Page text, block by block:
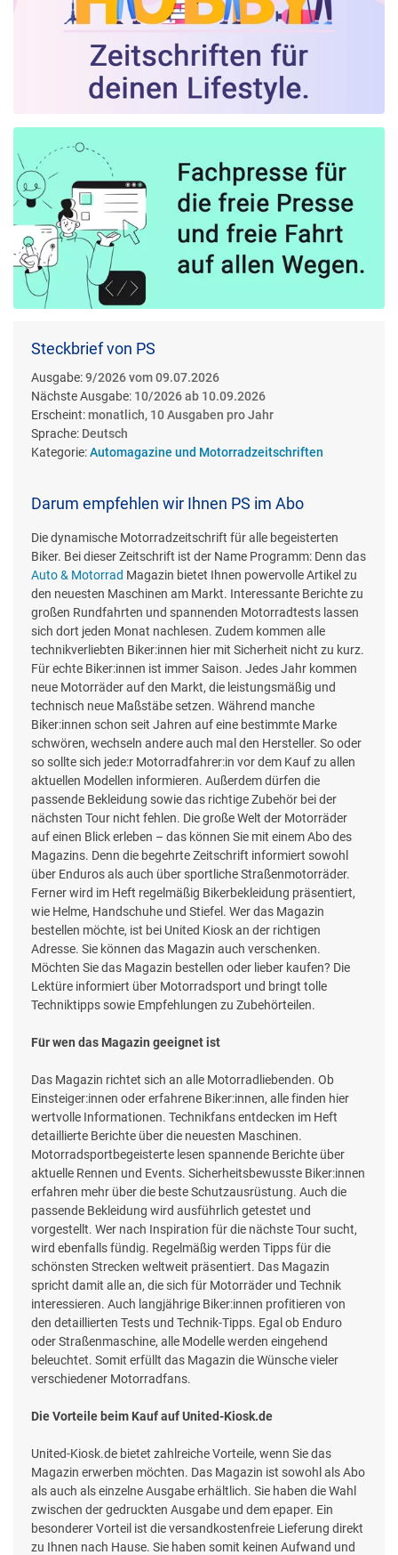
Steckbrief von PS
Ausgabe:9/2026 vom 09.07.2026
Nächste Ausgabe: 10/2026 ab 10.09.2026
Erscheint: monatlich, 10 Ausgaben pro Jahr
Sprache: Deutsch
Kategorie:Automagazine und Motorradzeitschriften
Darum empfehlen wir Ihnen PS im Abo
Die dynamische Motorradzeitschrift für alle begeisterten
Biker. Bei dieser Zeitschrift ist der Name Programm: Denn das
Auto & Motorrad Magazin bietet Ihnen powervolle Artikel zu
den neuesten Maschinen am Markt. Interessante Berichte zu
großen Rundfahrten und spannenden Motorradtests lassen
sich dort jeden Monat nachlesen. Zudem kommen alle
technikverliebten Biker:innen hier mit Sicherheit nicht zu kurz.
Für echte Biker:innen ist immer Saison. Jedes Jahr kommen
neue Motorräder auf den Markt, die leistungsmäßig und
technisch neue Maßstäbe setzen. Während manche
Biker:innen schon seit Jahren auf eine bestimmte Marke
schwören, wechseln andere auch mal den Hersteller. So oder
so sollte sich jede:r Motorradfahrer:in vor dem Kauf zu allen
aktuellen Modellen informieren. Außerdem dürfen die
passende Bekleidung sowie das richtige Zubehör bei der
nächsten Tour nicht fehlen. Die große Welt der Motorräder
auf einen Blick erleben – das können Sie mit einem Abo des
Magazins. Denn die begehrte Zeitschrift informiert sowohl
über Enduros als auch über sportliche Straßenmotorräder.
Ferner wird im Heft regelmäßig Bikerbekleidung präsentiert,
wie Helme, Handschuhe und Stiefel. Wer das Magazin
bestellen möchte, ist bei United Kiosk an der richtigen
Adresse. Sie können das Magazin auch verschenken.
Möchten Sie das Magazin bestellen oder lieber kaufen? Die
Lektüre informiert über Motorradsport und bringt tolle
Techniktipps sowie Empfehlungen zu Zubehörteilen.
Für wen das Magazin geeignet ist
Das Magazin richtet sich an alle Motorradliebenden. Ob
Einsteiger:innen oder erfahrene Biker:innen, alle finden hier
wertvolle Informationen. Technikfans entdecken im Heft
detaillierte Berichte über die neuesten Maschinen.
Motorradsportbegeisterte lesen spannende Berichte über
aktuelle Rennen und Events. Sicherheitsbewusste Biker:innen
erfahren mehr über die beste Schutzausrüstung. Auch die
passende Bekleidung wird ausführlich getestet und
vorgestellt. Wer nach Inspiration für die nächste Tour sucht,
wird ebenfalls fündig. Regelmäßig werden Tipps für die
schönsten Strecken weltweit präsentiert. Das Magazin
spricht damit alle an, die sich für Motorräder und Technik
interessieren. Auch langjährige Biker:innen profitieren von
den detaillierten Tests und Technik-Tipps. Egal ob Enduro
oder Straßenmaschine, alle Modelle werden eingehend
beleuchtet. Somit erfüllt das Magazin die Wünsche vieler
verschiedener Motorradfans.
Die Vorteile beim Kauf auf United-Kiosk.de
United-Kiosk.de bietet zahlreiche Vorteile, wenn Sie das
Magazin erwerben möchten. Das Magazin ist sowohl als Abo
als auch als einzelne Ausgabe erhältlich. Sie haben die Wahl
zwischen der gedruckten Ausgabe und dem epaper. Ein
besonderer Vorteil ist die versandkostenfreie Lieferung direkt
zu Ihnen nach Hause. Sie haben somit keinen Aufwand und